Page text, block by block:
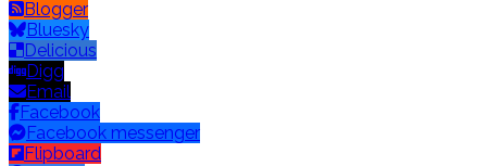
Blogger
Bluesky
Delicious
Digg
Email
Facebook
Facebook messenger
Flipboard